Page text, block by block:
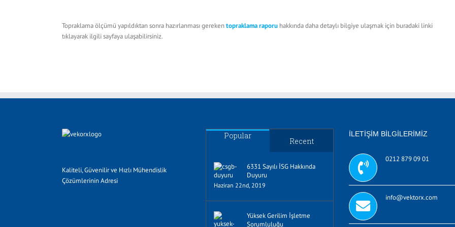
Topraklama ölçümü yapıldıktan sonra hazırlanması gerekentopraklama raporu hakkında daha detaylı bilgiye ulaşmak için buradaki linki
tıklayarak ilgili sayfaya ulaşabilirsiniz.
Kaliteli, Güvenilir ve Hızlı Mühendislik
Çözümlerinin Adresi
Popular
Recent
6331 Sayılı İSG Hakkında
Duyuru
Haziran 22nd, 2019
Yüksek Gerilim İşletme
Sorumluluğu
İLETIŞIM BILGILERIMIZ
0212 879 09 01
info@vektorx.com